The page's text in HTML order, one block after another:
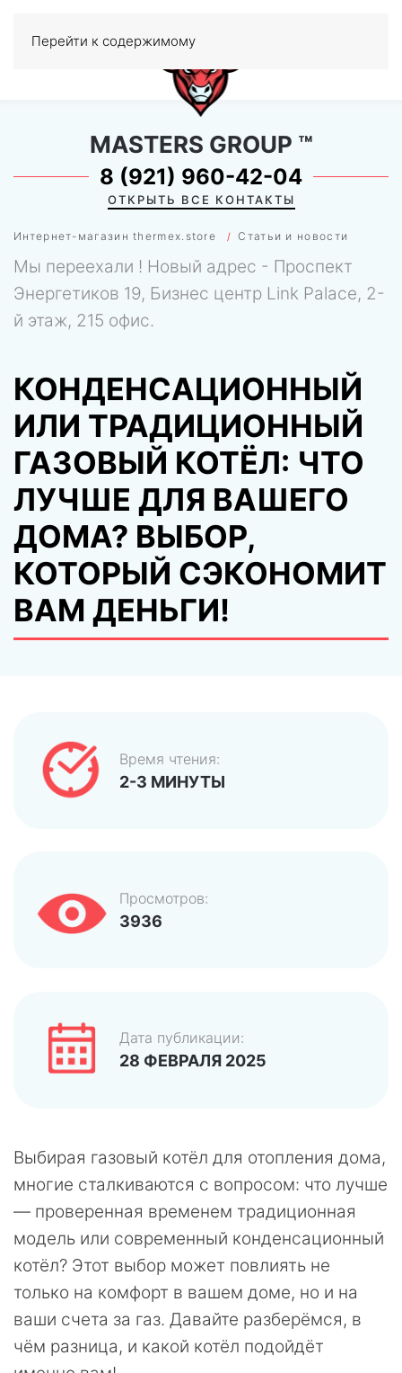
Перейти к содержимому
0
Интернет-магазин thermex.store Статьи и новости
MASTERS GROUP ™
8 (921) 960-42-04
ОТКРЫТЬ ВСЕ КОНТАКТЫ
Мы переехали ! Новый адрес - Проспект
Энергетиков 19, Бизнес центр Link Palace, 2-
й этаж, 215 офис.
КОНДЕНСАЦИОННЫЙ
ИЛИ ТРАДИЦИОННЫЙ
ГАЗОВЫЙ КОТЁЛ: ЧТО
ЛУЧШЕ ДЛЯ ВАШЕГО
ДОМА? ВЫБОР,
КОТОРЫЙ СЭКОНОМИТ
ВАМ ДЕНЬГИ!
Время чтения:
2-3 МИНУТЫ
Просмотров:
3936
Дата публикации:
28 ФЕВРАЛЯ 2025
Выбирая газовый котёл для отопления дома,
многие сталкиваются с вопросом: что лучше
— проверенная временем традиционная
модель или современный конденсационный
котёл? Этот выбор может повлиять не
только на комфорт в вашем доме, но и на
ваши счета за газ. Давайте разберёмся, в
чём разница, и какой котёл подойдёт